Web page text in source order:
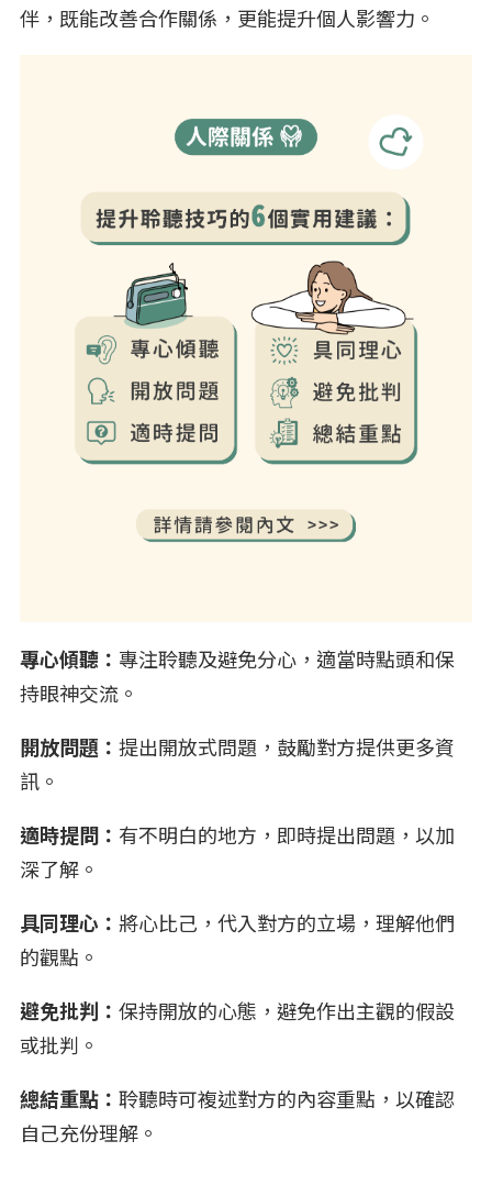
伴，既能改善合作關係，更能提升個人影響力。
專心傾聽： 專注聆聽及避免分心，適當時點頭和保
持眼神交流。
開放問題： 提出開放式問題，鼓勵對方提供更多資
訊。
適時提問： 有不明白的地方，即時提出問題，以加
深了解。
具同理心： 將心比己，代入對方的立場，理解他們
的觀點。
避免批判： 保持開放的心態，避免作出主觀的假設
或批判。
總結重點： 聆聽時可複述對方的內容重點，以確認
自己充份理解。